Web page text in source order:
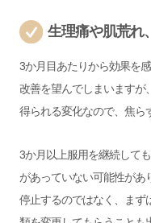
生理痛や肌荒れ
3か月目あたりから効果を
改善を望んでしまいますが
得られる変化なので、焦ら
3か月以上服用を継続して
があっていない可能性があ
停止するのではなく、まず